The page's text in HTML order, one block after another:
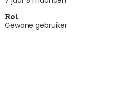
Rol
Gewone gebruiker